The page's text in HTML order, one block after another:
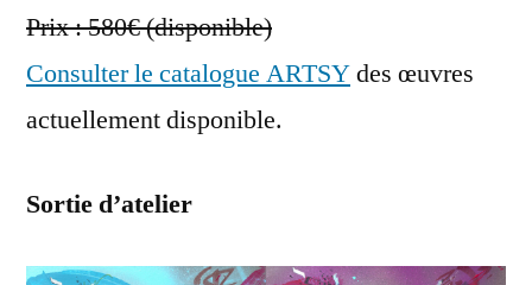
Prix : 580€ (disponible)
Consulter le catalogue ARTSYdes œuvres
actuellement disponible.
Sortie d’atelier